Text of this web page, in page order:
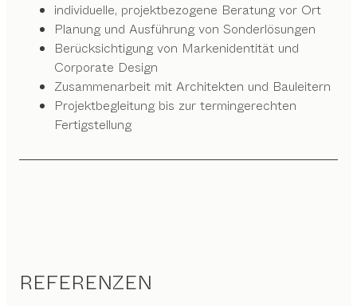
individuelle, projektbezogene Beratung vor Ort
Planung und Ausführung von Sonderlösungen
Berücksichtigung von Markenidentität und
Corporate Design
Zusammenarbeit mit Architekten und Bauleitern
Projektbegleitung bis zur termingerechten
Fertigstellung
REFERENZEN